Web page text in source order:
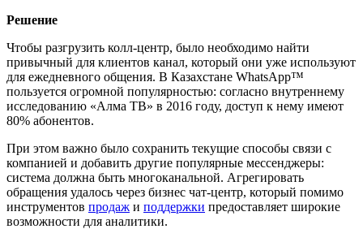
Решение
Чтобы разгрузить колл-центр, было необходимо найти
привычный для клиентов канал, который они уже используют
для ежедневного общения. В Казахстане WhatsApp™
пользуется огромной популярностью: согласно внутреннему
исследованию «Алма ТВ» в 2016 году, доступ к нему имеют
80% абонентов.
При этом важно было сохранить текущие способы связи с
компанией и добавить другие популярные мессенджеры:
система должна быть многоканальной. Агрегировать
обращения удалось через бизнес чат-центр, который помимо
инструментов продаж и поддержки предоставляет широкие
возможности для аналитики.